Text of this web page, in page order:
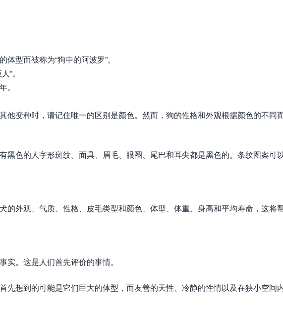
型而被称为“狗中的阿波罗”。
”。
。
他变种时，请记住唯一的区别是颜色。然而，狗的性格和外观根据颜色的不同
黑色的人字形斑纹。面具、眉毛、眼圈、尾巴和耳尖都是黑色的。条纹图案可
的外观、气质、性格、皮毛类型和颜色、体型、体重、身高和平均寿命，这将
实。这是人们首先评价的事情。
先想到的可能是它们巨大的体型，而友善的天性、冷静的性情以及在狭小空间